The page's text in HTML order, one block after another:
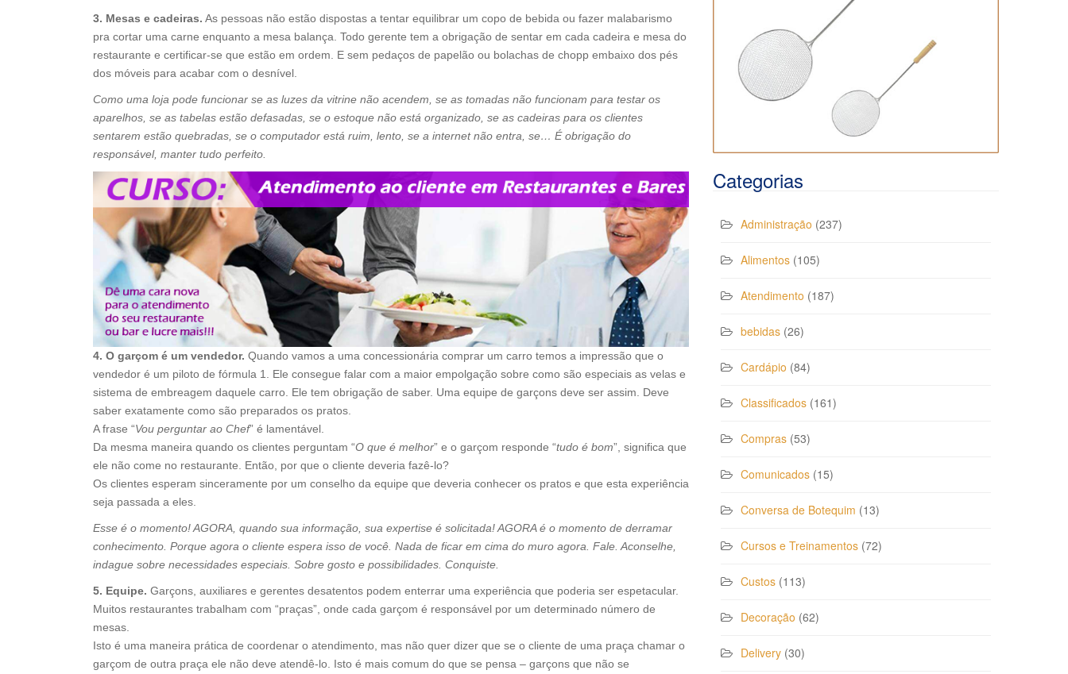
3. Mesas e cadeiras. As pessoas não estão dispostas a tentar equilibrar um copo de bebida ou fazer malabarismo
pra cortar uma carne enquanto a mesa balança. Todo gerente tem a obrigação de sentar em cada cadeira e mesa do
restaurante e certificar-se que estão em ordem. E sem pedaços de papelão ou bolachas de chopp embaixo dos pés
dos móveis para acabar com o desnível.
Como uma loja pode funcionar se as luzes da vitrine não acendem, se as tomadas não funcionam para testar os
aparelhos, se as tabelas estão defasadas, se o estoque não está organizado, se as cadeiras para os clientes
sentarem estão quebradas, se o computador está ruim, lento, se a internet não entra, se… É obrigação do
responsável, manter tudo perfeito.
4. O garçom é um vendedor. Quando vamos a uma concessionária comprar um carro temos a impressão que o
vendedor é um piloto de fórmula 1. Ele consegue falar com a maior empolgação sobre como são especiais as velas e
sistema de embreagem daquele carro. Ele tem obrigação de saber. Uma equipe de garçons deve ser assim. Deve
saber exatamente como são preparados os pratos.
A frase “Vou perguntar ao Chef” é lamentável.
Da mesma maneira quando os clientes perguntam “O que é melhor” e o garçom responde “tudo é bom”, significa que
ele não come no restaurante. Então, por que o cliente deveria fazê-lo?
Os clientes esperam sinceramente por um conselho da equipe que deveria conhecer os pratos e que esta experiência
seja passada a eles.
Esse é o momento! AGORA, quando sua informação, sua expertise é solicitada! AGORA é o momento de derramar
conhecimento. Porque agora o cliente espera isso de você. Nada de ficar em cima do muro agora. Fale. Aconselhe,
indague sobre necessidades especiais. Sobre gosto e possibilidades. Conquiste.
5. Equipe. Garçons, auxiliares e gerentes desatentos podem enterrar uma experiência que poderia ser espetacular.
Muitos restaurantes trabalham com “praças”, onde cada garçom é responsável por um determinado número de
mesas.
Isto é uma maneira prática de coordenar o atendimento, mas não quer dizer que se o cliente de uma praça chamar o
garçom de outra praça ele não deve atendê-lo. Isto é mais comum do que se pensa – garçons que não se
Categorias
Administração (237)
Alimentos (105)
Atendimento (187)
bebidas (26)
Cardápio (84)
Classificados (161)
Compras (53)
Comunicados (15)
Conversa de Botequim (13)
Cursos e Treinamentos (72)
Custos (113)
Decoração (62)
Delivery (30)